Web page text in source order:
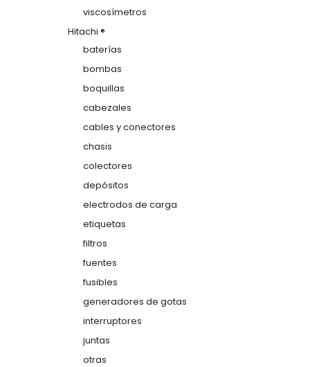
viscosímetros
Hitachi ®
baterías
bombas
boquillas
cabezales
cables y conectores
chasis
colectores
depósitos
electrodos de carga
etiquetas
filtros
fuentes
fusibles
generadores de gotas
interruptores
juntas
otras